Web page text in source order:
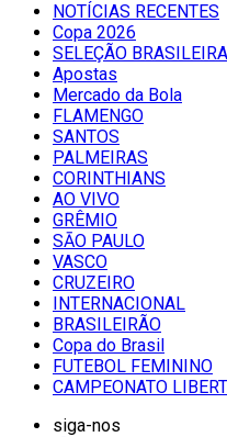
NOTÍCIAS RECENTES
Copa 2026
SELEÇÃO BRASILEIRA
Apostas
Mercado da Bola
FLAMENGO
SANTOS
PALMEIRAS
CORINTHIANS
AO VIVO
GRÊMIO
SĀO PAULO
VASCO
CRUZEIRO
INTERNACIONAL
BRASILEIRÃO
Copa do Brasil
FUTEBOL FEMININO
CAMPEONATO
siga-nos